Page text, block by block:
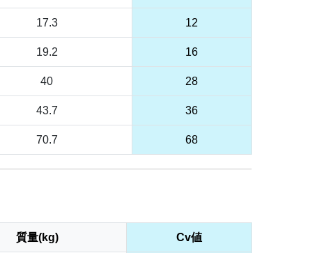
17.3 12
19.2 16
40 28
43.7 36
70.7 68
質量(kg) Cv値